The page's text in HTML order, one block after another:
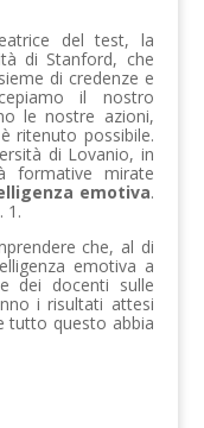
del test, la
di Stanford, che
di credenze e
il nostro
le nostre azioni,
ritenuto possibile.
di Lovanio, in
formative mirate
emotiva.
1.
che, al di
emotiva a
dei docenti sulle
i risultati attesi
tutto questo abbia